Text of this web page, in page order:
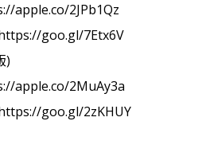
apple.co/2JPb1Qz
goo.gl/7Etx6V
)
apple.co/2MuAy3a
goo.gl/2zKHUY